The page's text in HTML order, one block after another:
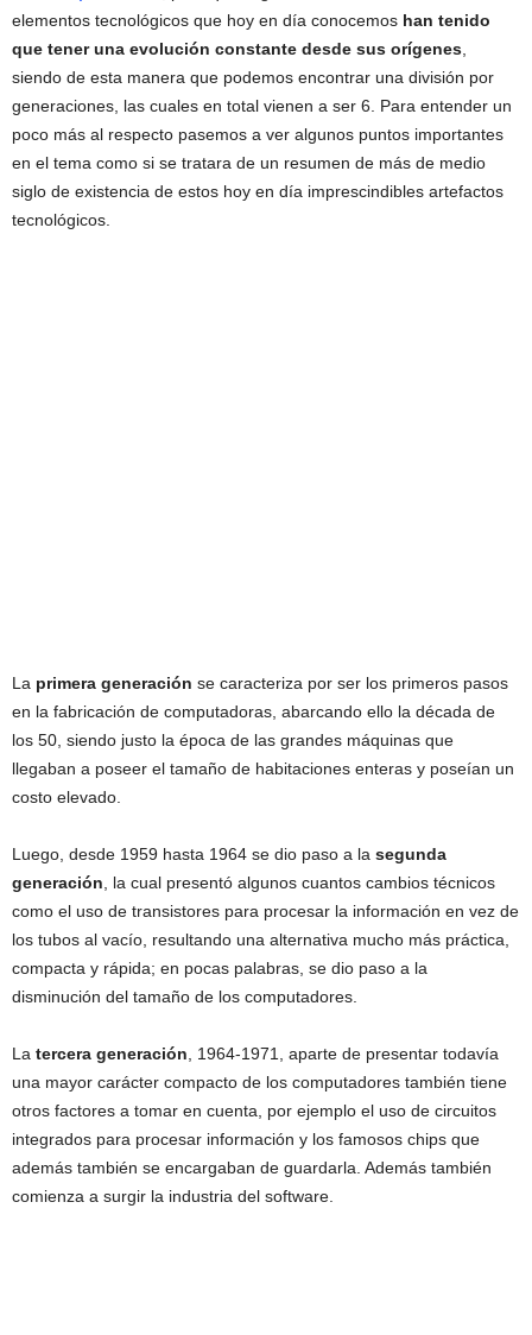
elementos tecnológicos que hoy en día conocemos han tenido
que tener una evolución constante desde sus orígenes
siendo de esta manera que podemos encontrar una división por
generaciones, las cuales en total vienen a ser 6. Para entender un
poco más al respecto pasemos a ver algunos puntos importantes
en el tema como si se tratara de un resumen de más de medio
siglo de existencia de estos hoy en día imprescindibles artefactos
tecnológicos.
La primera generación se caracteriza por ser los primeros pasos
en la fabricación de computadoras, abarcando ello la década de
los 50, siendo justo la época de las grandes máquinas que
llegaban a poseer el tamaño de habitaciones enteras y poseían un
costo elevado.
Luego, desde 1959 hasta 1964 se dio paso a la segunda
generación, la cual presentó algunos cuantos cambios técnicos
como el uso de transistores para procesar la información en vez de
los tubos al vacío, resultando una alternativa mucho más práctica,
compacta y rápida; en pocas palabras, se dio paso a la
disminución del tamaño de los computadores.
La tercera generación, 1964-1971, aparte de presentar todavía
una mayor carácter compacto de los computadores también tiene
otros factores a tomar en cuenta, por ejemplo el uso de circuitos
integrados para procesar información y los famosos chips que
además también se encargaban de guardarla. Además también
comienza a surgir la industria del software.